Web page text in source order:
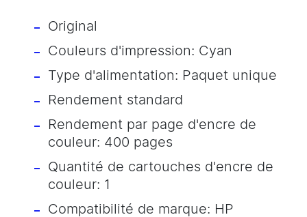
Original
Couleurs d'impression: Cyan
Type d'alimentation: Paquet unique
Rendement standard
Rendement par page d'encre de
couleur: 400 pages
Quantité de cartouches d'encre de
couleur: 1
Compatibilité de marque: HP